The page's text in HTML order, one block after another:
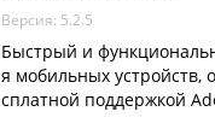
Версия: 5.2.5
Быстрый и
я мобильных
сплатной поддержкой